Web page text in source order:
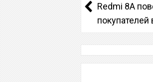
Redmi 8A
покупателей